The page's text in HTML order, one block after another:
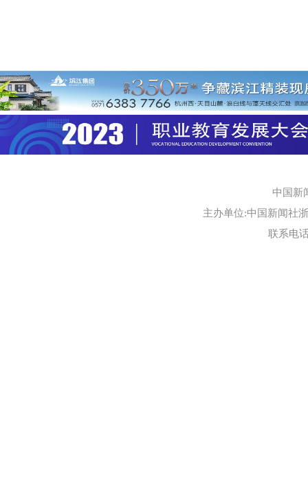
中国新
主办单位:中国新闻社
联系电